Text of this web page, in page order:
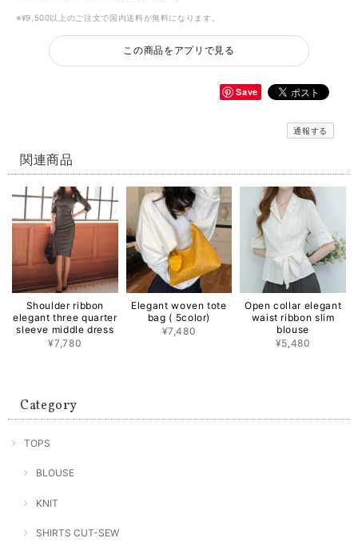
※¥9,500以上のご注文で国内送料が無料になります。
この商品をアプリで見る
Save
通報する
関連商品
Shoulder ribbon
elegant three quarter
sleeve middle dress
¥7,780
Elegant woven tote
bag ( 5color)
¥7,480
Open collar elegant
waist ribbon slim
blouse
¥5,480
Category
TOPS
BLOUSE
KNIT
SHIRTS CUT-SEW